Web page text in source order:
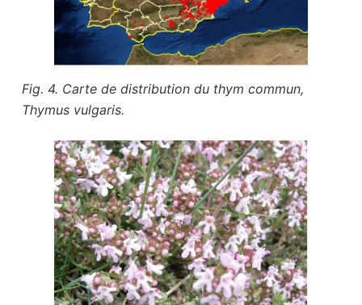
Fig. 4. Carte de distribution du thym commun,
Thymus vulgaris.